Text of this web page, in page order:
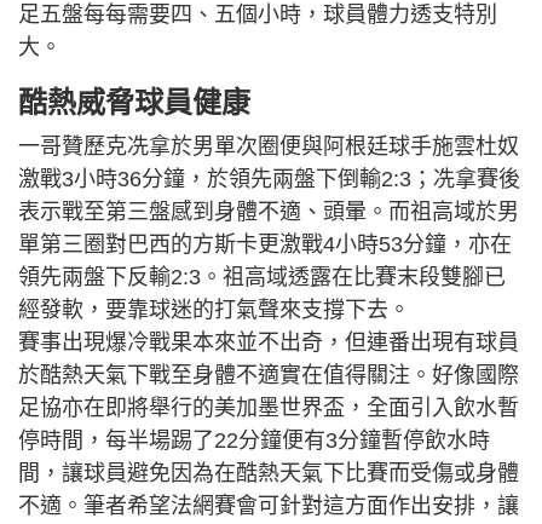
足五盤每每需要四、五個小時，球員體力透支特別
大。
酷熱威脅球員健康
一哥贊歷克冼拿於男單次圈便與阿根廷球手施雲杜奴
激戰3小時36分鐘，於領先兩盤下倒輸2:3；冼拿賽後
表示戰至第三盤感到身體不適、頭暈。而祖高域於男
單第三圈對巴西的方斯卡更激戰4小時53分鐘，亦在
領先兩盤下反輸2:3。祖高域透露在比賽末段雙腳已
經發軟，要靠球迷的打氣聲來支撐下去。
賽事出現爆冷戰果本來並不出奇，但連番出現有球員
於酷熱天氣下戰至身體不適實在值得關注。好像國際
足協亦在即將舉行的美加墨世界盃，全面引入飲水暫
停時間，每半場踢了22分鐘便有3分鐘暫停飲水時
間，讓球員避免因為在酷熱天氣下比賽而受傷或身體
不適。筆者希望法網賽會可針對這方面作出安排，讓